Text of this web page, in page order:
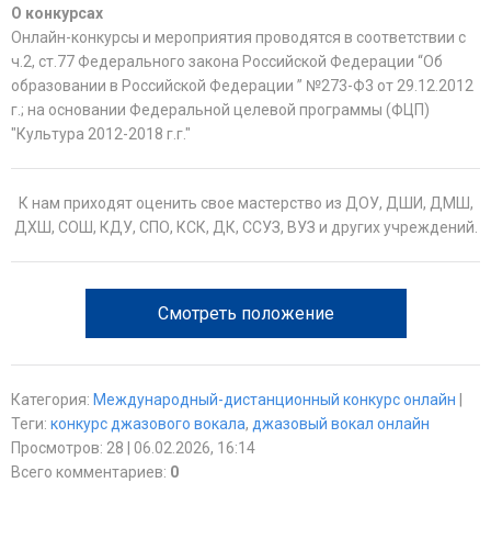
О конкурсах
Онлайн-конкурсы и мероприятия проводятся в соответствии с
ч.2, ст.77 Федерального закона Российской Федерации “Об
образовании в Российской Федерации ” №273-Ф3 от 29.12.2012
г.; на основании Федеральной целевой программы (ФЦП)
"Культура 2012-2018 г.г."
К нам приходят оценить свое мастерство из ДОУ, ДШИ, ДМШ,
ДХШ, СОШ, КДУ, СПО, КСК, ДК, ССУЗ, ВУЗ и других учреждений.
Смотреть положение
Категория: Международный-дистанционный конкурс онлайн
Теги: конкурс джазового вокала, джазовый вокал онлайн
Просмотров: 28 | 06.02.2026, 16:14
Всего комментариев: 0